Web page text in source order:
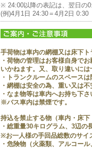
※ 24:00以降の表記は、翌日の
(例)4月1日 24:30＝4月2日 0:30
手荷物は車内の網棚又は床下ト
・荷物の管理はお客様自身で
いかねます。又、取り違いには
・トランクルームのスペース
・網棚は安全の為、重い又は
・なま物等は車内へお持ち下
※バス車内は禁煙です。
持込を禁止する物（車内・床下
・総重量30キログラム、3辺
※お一人様の手回品総数のサイ
・危険物（火薬類、アルコール